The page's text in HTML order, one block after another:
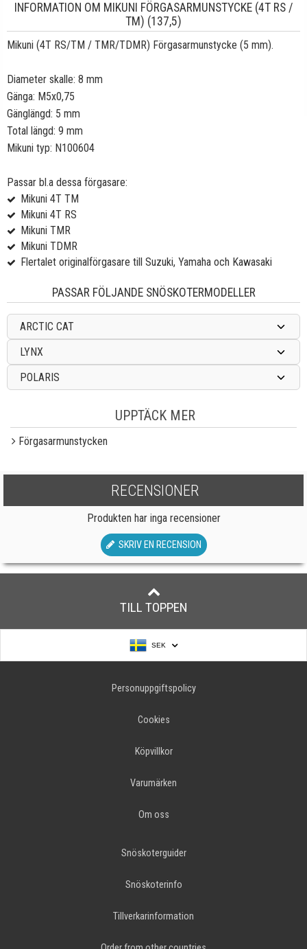
INFORMATION OM MIKUNI FÖRGASARMUNSTYCKE (4T RS /
TM) (137,5)
Mikuni (4T RS/TM / TMR/TDMR) Förgasarmunstycke (5 mm).
Diameter skalle: 8 mm
Gänga: M5x0,75
Gänglängd: 5 mm
Total längd: 9 mm
Mikuni typ: N100604
Passar bl.a dessa förgasare:
Mikuni 4T TM
Mikuni 4T RS
Mikuni TMR
Mikuni TDMR
Flertalet originalförgasare till Suzuki, Yamaha och Kawasaki
PASSAR FÖLJANDE SNÖSKOTERMODELLER
ARCTIC CAT
LYNX
POLARIS
UPPTÄCK MER
Förgasarmunstycken
RECENSIONER
Produkten har inga recensioner
SKRIV EN RECENSION
TILL TOPPEN
SEK
Personuppgiftspolicy
Cookies
Köpvillkor
Varumärken
Om oss
Snöskoterguider
Snöskoterinfo
Tillverkarinformation